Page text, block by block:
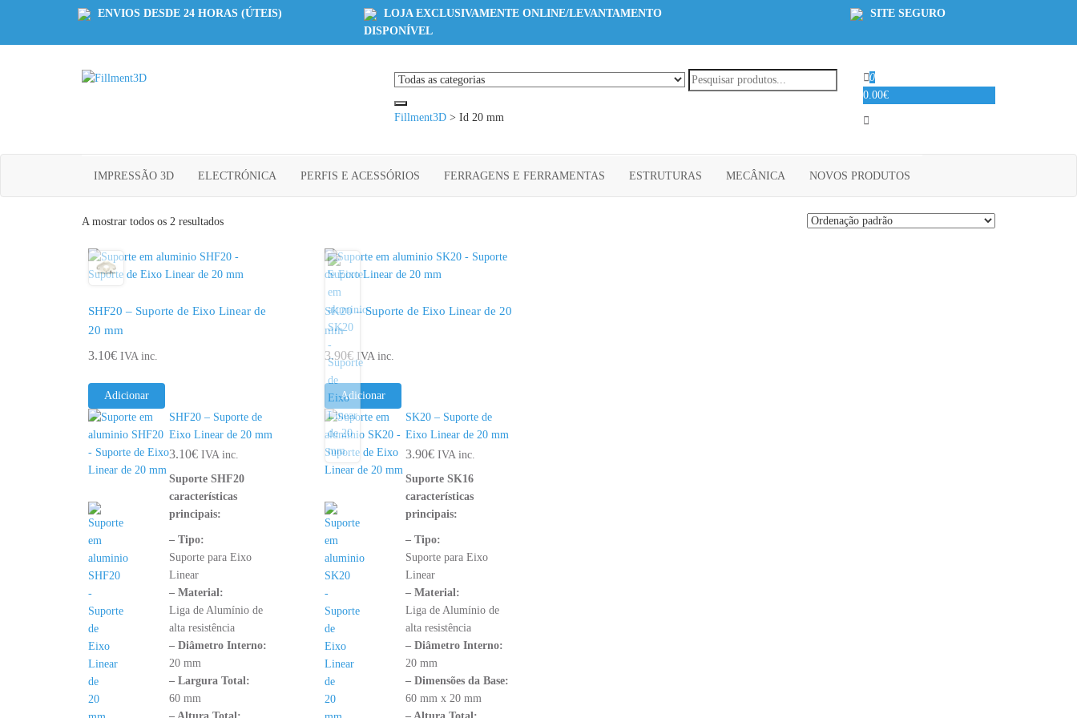
ENVIOS DESDE 24 HORAS (ÚTEIS)
LOJA EXCLUSIVAMENTE ONLINE/LEVANTAMENTO
DISPONÍVEL
SITE SEGURO
Fillment3D > Id 20 mm
0
0.00€
IMPRESSÃO 3D ELECTRÓNICA PERFIS E ACESSÓRIOS FERRAGENS E FERRAMENTAS ESTRUTURAS MECÂNICA NOVOS PRODUTOS
A mostrar todos os 2 resultados
SHF20 – Suporte de Eixo Linear de
20 mm
3.10€ IVA inc.
Adicionar
SHF20 – Suporte de
Eixo Linear de 20 mm
3.10€ IVA inc.
Suporte SHF20
características
principais:
– Tipo:
Suporte para Eixo
Linear
– Material:
Liga de Alumínio de
alta resistência
– Diâmetro Interno:
20 mm
– Largura Total:
60 mm
SK20 – Suporte de Eixo Linear de 20
mm
3.90€ IVA inc.
Adicionar
SK20 – Suporte de
Eixo Linear de 20 mm
3.90€ IVA inc.
Suporte SK16
características
principais:
– Tipo:
Suporte para Eixo
Linear
– Material:
Liga de Alumínio de
alta resistência
– Diâmetro Interno:
20 mm
– Dimensões da Base:
60 mm x 20 mm